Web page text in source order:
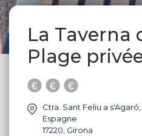
La Taverna
Plage
Ctra. Sant Feliu a
Espagne
17220, Girona